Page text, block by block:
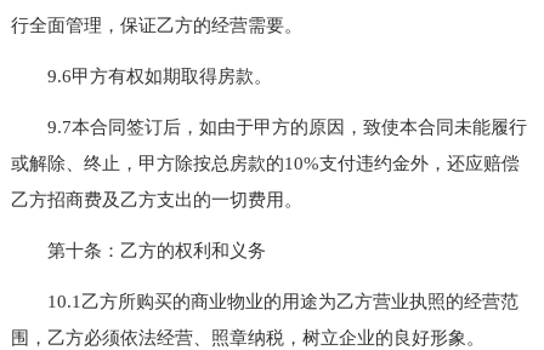
行全面管理，保证乙方的经营需要。
9.6甲方有权如期取得房款。
9.7本合同签订后，如由于甲方的原因，致使本合同未能履行
或解除、终止，甲方除按总房款的10%支付违约金外，还应赔偿
乙方招商费及乙方支出的一切费用。
第十条：乙方的权利和义务
10.1乙方所购买的商业物业的用途为乙方营业执照的经营范
围，乙方必须依法经营、照章纳税，树立企业的良好形象。